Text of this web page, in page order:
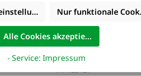
Nur funktionale
Alle Cookies akzeptieren
- Service: Impressum